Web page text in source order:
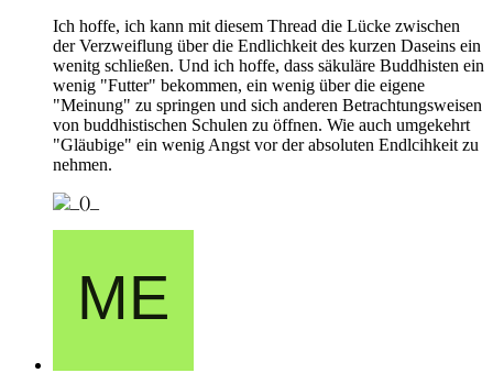
Ich hoffe, ich kann mit diesem Thread die Lücke zwischen
der Verzweiflung über die Endlichkeit des kurzen Daseins ein
wenitg schließen. Und ich hoffe, dass säkuläre Buddhisten ein
wenig "Futter" bekommen, ein wenig über die eigene
"Meinung" zu springen und sich anderen Betrachtungsweisen
von buddhistischen Schulen zu öffnen. Wie auch umgekehrt
"Gläubige" ein wenig Angst vor der absoluten Endlcihkeit zu
nehmen.